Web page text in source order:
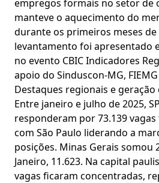
empregos formais no setor de
manteve o aquecimento do
durante os primeiros meses de
levantamento foi apresentado
no evento CBIC Indicadores
apoio do Sinduscon-MG,
Destaques regionais e
Entre janeiro e julho de 2025,
responderam por 73.139
com São Paulo liderando a
posições. Minas Gerais somou
Janeiro, 11.623. Na capital
vagas ficaram concentradas,